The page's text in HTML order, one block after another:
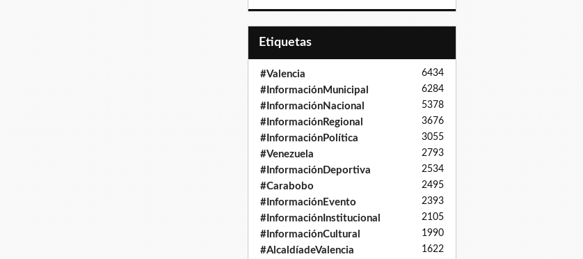
Etiquetas
#Valencia 6434
#InformaciónMunicipal 6284
#InformaciónNacional 5378
#InformaciónRegional 3676
#InformaciónPolítica 3055
#Venezuela 2793
#InformaciónDeportiva 2534
#Carabobo 2495
#InformaciónEvento 2393
#InformaciónInstitucional 2105
#InformaciónCultural 1990
#AlcaldíadeValencia 1622